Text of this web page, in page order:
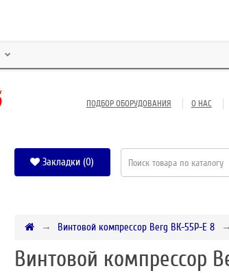
ПОДБОР ОБОРУДОВАНИЯ О НАС
Закладки (0)
Винтовой компрессор Berg ВК-55Р-Е 8
Винтовой компрессор